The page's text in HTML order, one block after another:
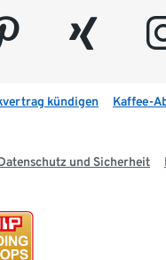
xing
kündigen Kaffee-
und Sicherheit